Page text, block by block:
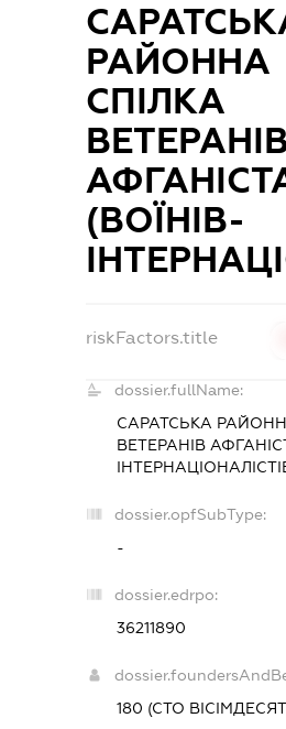
РАЙОННА
СПІЛКА
(ВОЇНІВ-
riskFactors.title
dossier.fullName:
САРАТСЬКА
ВЕТЕРАНІВ
dossier.opfSubType:
-
dossier.edrpo:
36211890
180 (СТО